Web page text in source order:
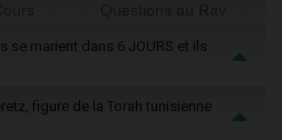
se marient dans 6 JOURS et ils
figure de la Torah tunisienne